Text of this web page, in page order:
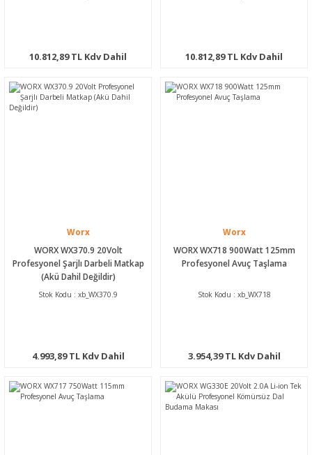
10.812,89 TL Kdv Dahil 10.812,89 TL Kdv Dahil
Worx
WORX WX370.9 20Volt
Profesyonel Şarjlı Darbeli Matkap
(Akü Dahil Değildir)
Stok Kodu : xb_WX370.9
4.993,89 TL Kdv Dahil
Worx
WORX WX718 900Watt 125mm
Profesyonel Avuç Taşlama
Stok Kodu : xb_WX718
3.954,39 TL Kdv Dahil